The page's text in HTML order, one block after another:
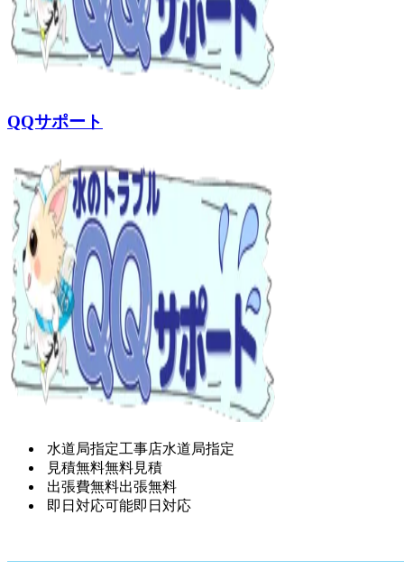
QQサポート
水道局指定工事店水道局指定
見積無料無料見積
出張費無料出張無料
即日対応可能即日対応